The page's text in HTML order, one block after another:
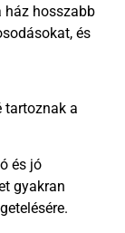
ház hosszabb
és
tartoznak a
és jó
gyakran